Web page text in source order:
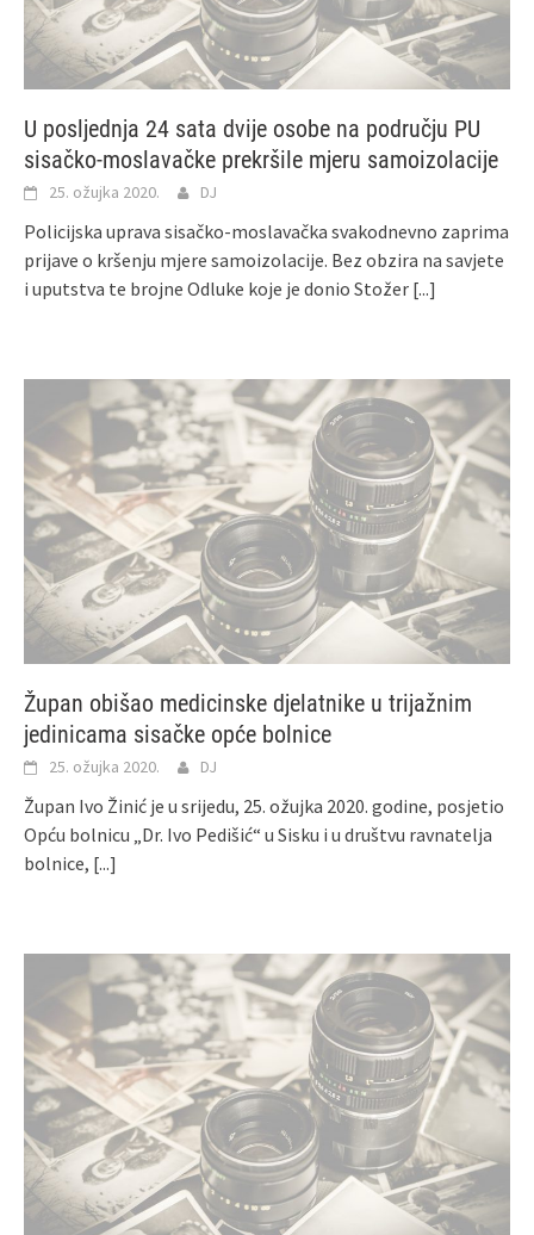
U posljednja 24 sata dvije osobe na području PU
sisačko-moslavačke prekršile mjeru samoizolacije
25. ožujka 2020. DJ
Policijska uprava sisačko-moslavačka svakodnevno zaprima
prijave o kršenju mjere samoizolacije. Bez obzira na savjete
i uputstva te brojne Odluke koje je donio Stožer [...]
Župan obišao medicinske djelatnike u trijažnim
jedinicama sisačke opće bolnice
25. ožujka 2020. DJ
Župan Ivo Žinić je u srijedu, 25. ožujka 2020. godine, posjetio
Opću bolnicu „Dr. Ivo Pedišić“ u Sisku i u društvu ravnatelja
bolnice, [...]